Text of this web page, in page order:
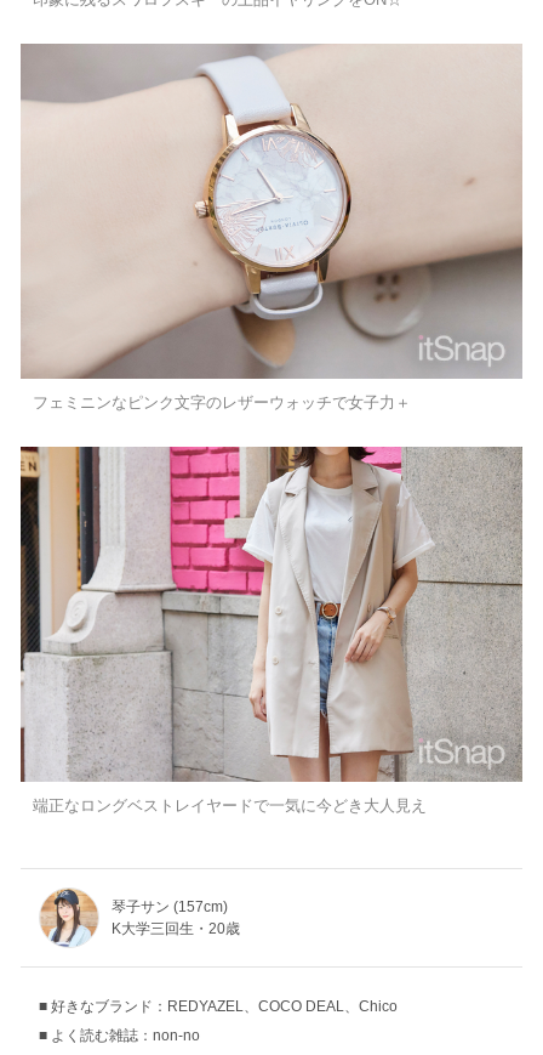
フェミニンなピンク文字のレザーウォッチで女子力＋
端正なロングベストレイヤードで一気に今どき大人見え
琴子サン (157cm)
K大学三回生・20歳
好きなブランド：REDYAZEL、COCO DEAL、Chico
よく読む雑誌：non-no